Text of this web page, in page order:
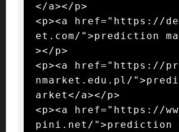
</a></p>
<p><a href="https://
et.com/">prediction
></p>
<p><a href="https://
nmarket.edu.pl/
arket</a></p>
<p><a href="https://
pini.net/">prediction